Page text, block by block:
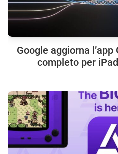
Google aggiorna
completo per